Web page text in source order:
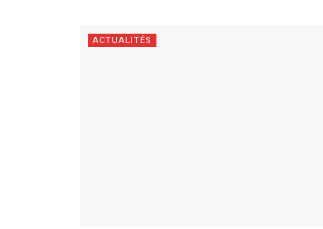
ACTUALITÉS